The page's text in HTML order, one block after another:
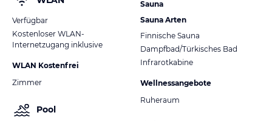
Verfügbar
Kostenloser WLAN-
Internetzugang inklusive
WLAN Kostenfrei
Zimmer
Pool
Sauna
Sauna Arten
Finnische Sauna
Dampfbad/Türkisches Bad
Infrarotkabine
Wellnessangebote
Ruheraum